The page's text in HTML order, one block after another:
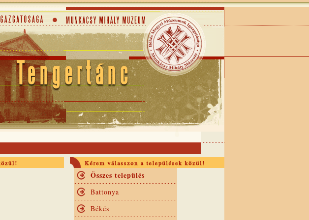
Összes település
Battonya
Békés